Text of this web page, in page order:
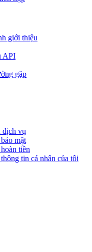
giới thiệu
API
gặp
dịch vụ
mật
tiền
tin cá nhân của tôi